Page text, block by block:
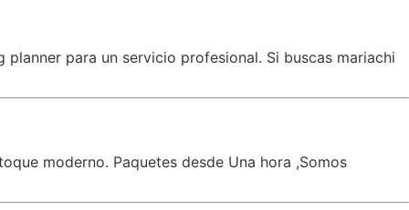
para un servicio profesional. Si buscas mariachi
moderno. Paquetes desde Una hora ,Somos